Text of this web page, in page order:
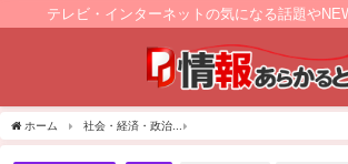
テレビ・インターネットの気になる話題や
ホーム 社会・経済・政治